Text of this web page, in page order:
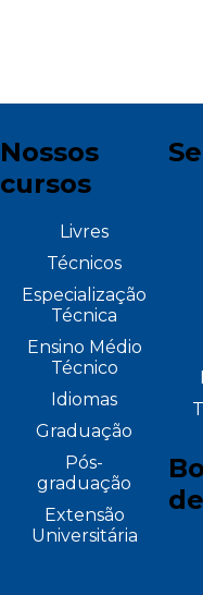
Nossos
cursos
Livres
Técnicos
Especialização
Técnica
Ensino Médio
Técnico
Idiomas
Graduação
Pós-
graduação
Extensão
Universitária